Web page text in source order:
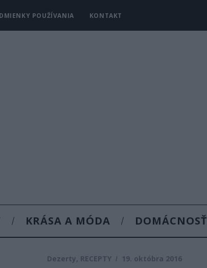
POUŽÍVANIA KONTAKT
KRÁSA A MÓDA DOMÁCNOSŤ
Dezerty, RECEPTY 19. októbra 2016